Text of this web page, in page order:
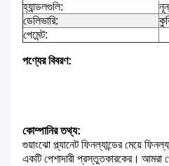
হ্যান্ডলগুলি:
ডেলিভারি:
পেমেন্ট:
পণ্যের বিবরণ:
কোম্পানির তথ্য:
গুয়াংঝো প্ল্যানেট ফিনল্যান্ডের মেয়ে
একটি পেশাদারী প্রস্তুতকারকের। আমরা